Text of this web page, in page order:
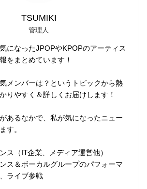
TSUMIKI
管理人
になったJPOPやKPOPのアーティス
をまとめています！
メンバーは？というトピックから熱
りやすく＆詳しくお届けします！
あるなかで、私が気になったニュー
す。
ス（IT企業、メディア運営他）
ス＆ボーカルグループのパフォーマ
ライブ参戦